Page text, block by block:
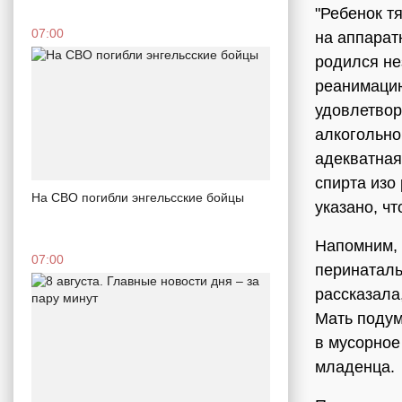
07:00
На СВО погибли энгельсские бойцы
07:00
"Ребенок
на
родился
спирта
указано,
Напомним,
Мать
в
младенца.